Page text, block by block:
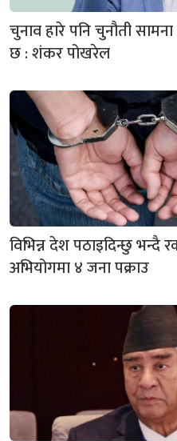
चुनाव हारे पनि चुनौती
छ : शंकर पोखरेल
विभिन्न देश पठाइदिन्छु भन्दै
अभियोगमा ४ जना पक्राउ